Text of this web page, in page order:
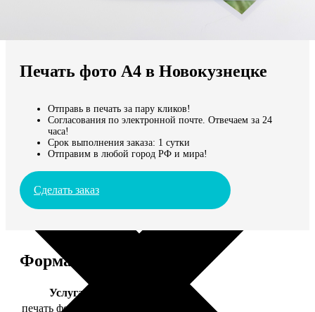
Мы доставляем по всему миру
Продолжить без города
Печать фото А4 в Новокузнецке
Отправь в печать за пару кликов!
Согласования по электронной почте. Отвечаем за 24
часа!
Срок выполнения заказа: 1 сутки
Отправим в любой город РФ и мира!
Сделать заказ
Форматы и цены
Услуга
печать фото 20х30